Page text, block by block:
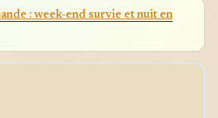
: week-end survie et nuit en